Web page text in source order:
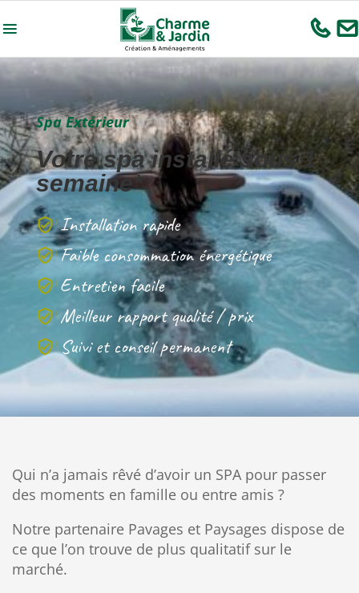
Spa Extérieur
Votre spa installé sous 1
semaine*
Installation rapide
Faible consommation énergétique
Entretien facile
Meilleur rapport qualité / prix
Suivi et conseil permanent
Qui n’a jamais rêvé d’avoir un SPA pour passer
des moments en famille ou entre amis ?
Notre partenaire Pavages et Paysages dispose de
ce que l’on trouve de plus qualitatif sur le
marché.